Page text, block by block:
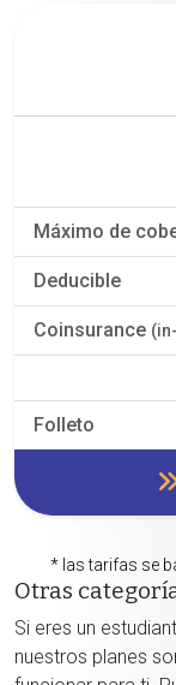
Máximo de
Deducible
Coinsurance
Folleto
* las tarifas se
Otras
Si eres un
nuestros planes